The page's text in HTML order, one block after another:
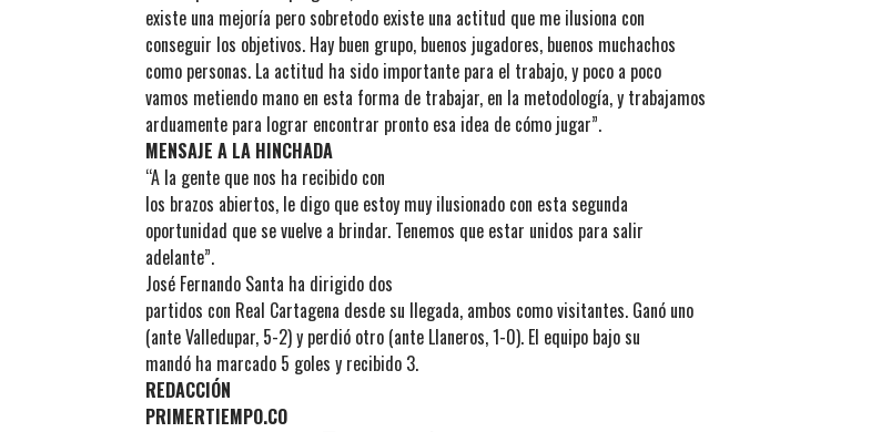
existe una mejoría pero sobretodo existe una actitud que me ilusiona con
conseguir los objetivos. Hay buen grupo, buenos jugadores, buenos muchachos
como personas. La actitud ha sido importante para el trabajo, y poco a poco
vamos metiendo mano en esta forma de trabajar, en la metodología, y trabajamos
arduamente para lograr encontrar pronto esa idea de cómo jugar”.
MENSAJE A LA HINCHADA
“A la gente que nos ha recibido con
los brazos abiertos, le digo que estoy muy ilusionado con esta segunda
oportunidad que se vuelve a brindar. Tenemos que estar unidos para salir
adelante”.
José Fernando Santa ha dirigido dos
partidos con Real Cartagena desde su llegada, ambos como visitantes. Ganó uno
(ante Valledupar, 5-2) y perdió otro (ante Llaneros, 1-0). El equipo bajo su
mandó ha marcado 5 goles y recibido 3.
REDACCIÓN
PRIMERTIEMPO.CO